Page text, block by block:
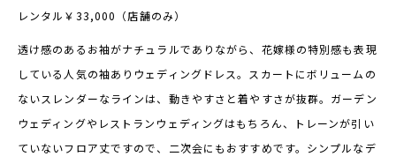
レンタル￥33,000（店舗のみ）
透け感のあるお袖がナチュラルでありながら、花嫁様の特別感も表現
している人気の袖ありウェディングドレス。スカートにボリュームの
ないスレンダーなラインは、動きやすさと着やすさが抜群。ガーデン
ウェディングやレストランウェディングはもちろん、トレーンが引い
ていないフロア丈ですので、二次会にもおすすめです。シンプルなデ